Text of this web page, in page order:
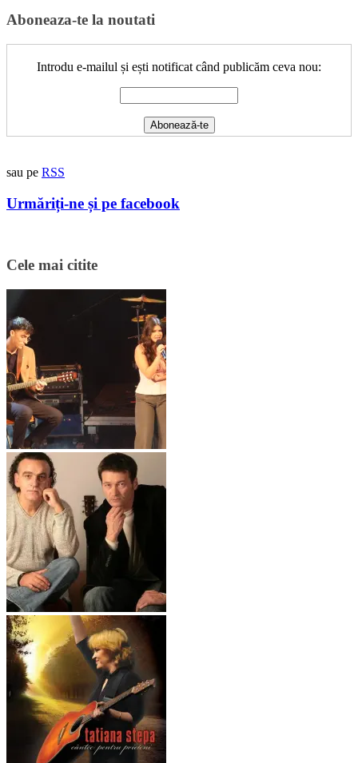
Aboneaza-te la noutati
Introdu e-mailul și ești notificat când publicăm ceva nou:
sau pe RSS
Urmăriți-ne și pe facebook
Cele mai citite